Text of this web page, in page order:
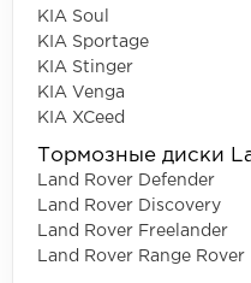
KIA Soul
KIA Sportage
KIA Stinger
KIA Venga
KIA XCeed
Тормозные диски
Land Rover Defender
Land Rover Discovery
Land Rover Freelander
Land Rover Range Rover